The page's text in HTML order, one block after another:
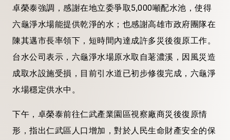
卓榮泰強調，感謝在地立委爭取5,000噸配水池，使得
六龜淨水場能提供乾淨的水；也感謝高雄市政府團隊在
陳其邁市長率領下，短時間內達成許多災後復原工作。
台水公司表示，六龜淨水場原水取自荖濃溪，因風災造
成取水設施受損，目前引水道已初步修復完成，六龜淨
水場穩定供水中。
下午，卓榮泰前往仁武產業園區視察廠商災後復原情
形，指出仁武區人口增加，對於人民生命財產安全的保